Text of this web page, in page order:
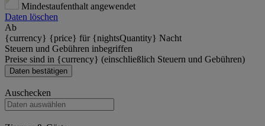
Mindestaufenthalt angewendet
Daten löschen
Ab
{currency} {price} für {nightsQuantity} Nacht
Steuern und Gebühren inbegriffen
Preise sind in {currency} (einschließlich Steuern und Gebühren)
Daten bestätigen
Auschecken